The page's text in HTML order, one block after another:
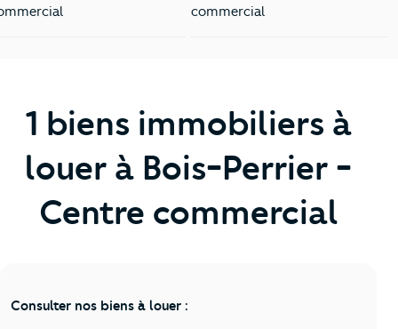
commercial
1 biens immobiliers à
louer à Bois-Perrier -
Centre commercial
Consulter nos biens à louer :